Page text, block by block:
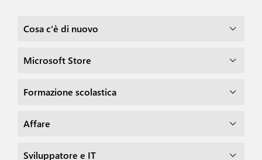
Cosa c'è di nuovo
Microsoft Store
Formazione scolastica
Affare
Sviluppatore e IT